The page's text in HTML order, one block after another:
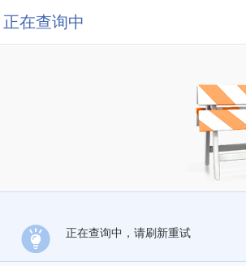
正在查询中
正在查询中，请刷新重试